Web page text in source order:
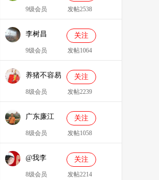
9级会员 发帖2538
李树昌 关注
9级会员 发帖1064
养猪不容易 关注
8级会员 发帖2239
广东廉江
088
关注
8级会员 发帖1058
@我李 关注
8级会员 发帖2214